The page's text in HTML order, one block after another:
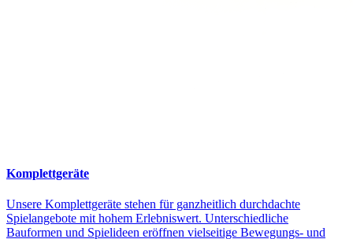
Komplettgeräte
Unsere Komplettgeräte stehen für ganzheitlich durchdachte
Spielangebote mit hohem Erlebniswert. Unterschiedliche
Bauformen und Spielideen eröffnen vielseitige Bewegungs- und